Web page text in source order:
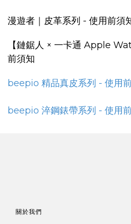
漫遊者｜皮革系列 - 使用前須
【鏈鋸人 × 一卡通 Apple
前須知
beepio 精品真皮系列 - 使用
beepio 淬鋼錶帶系列 - 使用
關於我們